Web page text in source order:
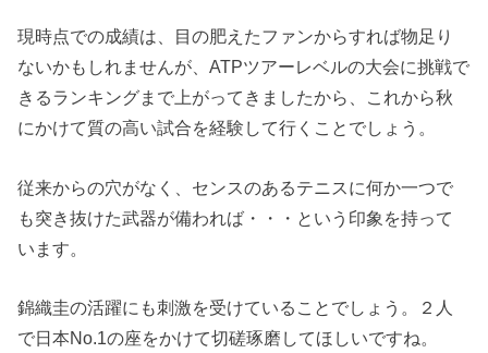
現時点での成績は、目の肥えたファンからすれば物足り
ないかもしれませんが、ATPツアーレベルの大会に挑戦で
きるランキングまで上がってきましたから、これから秋
にかけて質の高い試合を経験して行くことでしょう。
従来からの穴がなく、センスのあるテニスに何か一つで
も突き抜けた武器が備われば・・・という印象を持って
います。
錦織圭の活躍にも刺激を受けていることでしょう。２人
で日本No.1の座をかけて切磋琢磨してほしいですね。